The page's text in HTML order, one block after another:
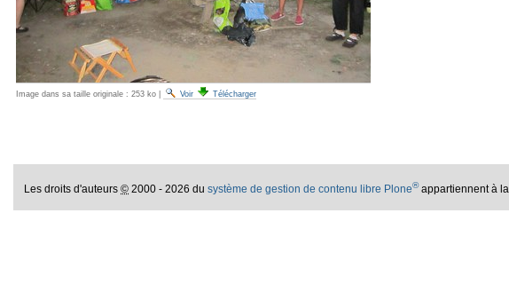
Image dans sa taille originale : 253 ko Voir Télécharger
Les droits d'auteurs© 2000 - 2026 dusystème de gestion de contenu libre Plone®appartiennent à la